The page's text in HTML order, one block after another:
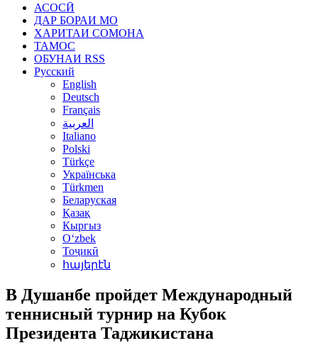
АСОСӢ
ДАР БОРАИ МО
ХАРИТАИ СОМОНА
ТАМОС
ОБУНАИ RSS
Русский
English
Deutsch
Français
العربية
Italiano
Polski
Türkçe
Українська
Türkmen
Беларуская
Қазақ
Кыргыз
Oʻzbek
Тоҷикӣ
հայերէն
В Душанбе пройдет Международный
теннисный турнир на Кубок
Президента Таджикистана